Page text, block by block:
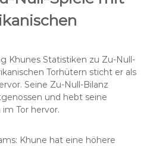
Khunes Statistiken zu Zu-Null-
Torhütern sticht er als
Seine Zu-Null-Bilanz
und hebt seine
Tor hervor.
Khune hat eine höhere